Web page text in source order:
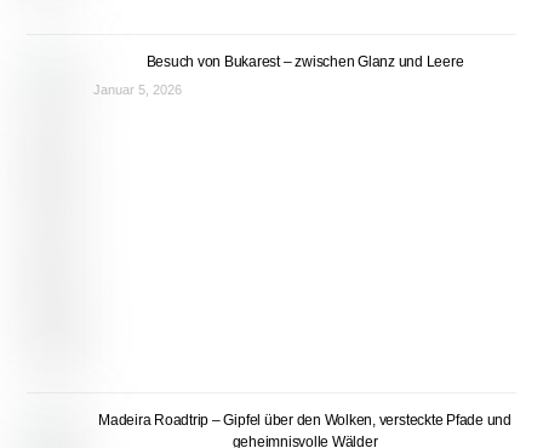
Besuch von Bukarest – zwischen Glanz und Leere
Januar 5, 2026
Madeira Roadtrip – Gipfel über den Wolken, versteckte Pfade und
geheimnisvolle Wälder